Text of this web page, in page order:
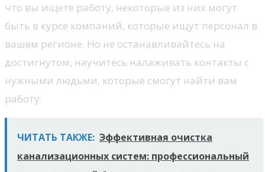
что вы ищете работу, некоторые из них могут
быть в курсе компаний, которые ищут персонал в
вашем регионе. Но не останавливайтесь на
достигнутом, научитесь налаживать контакты с
нужными людьми, которые смогут найти вам
работу.
ЧИТАТЬ ТАКЖЕ: Эффективная очистка
канализационных систем: профессиональный